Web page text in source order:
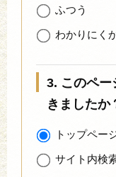
ふつう
わかりにく
3. このペー
きましたか
トップペー
サイト内検